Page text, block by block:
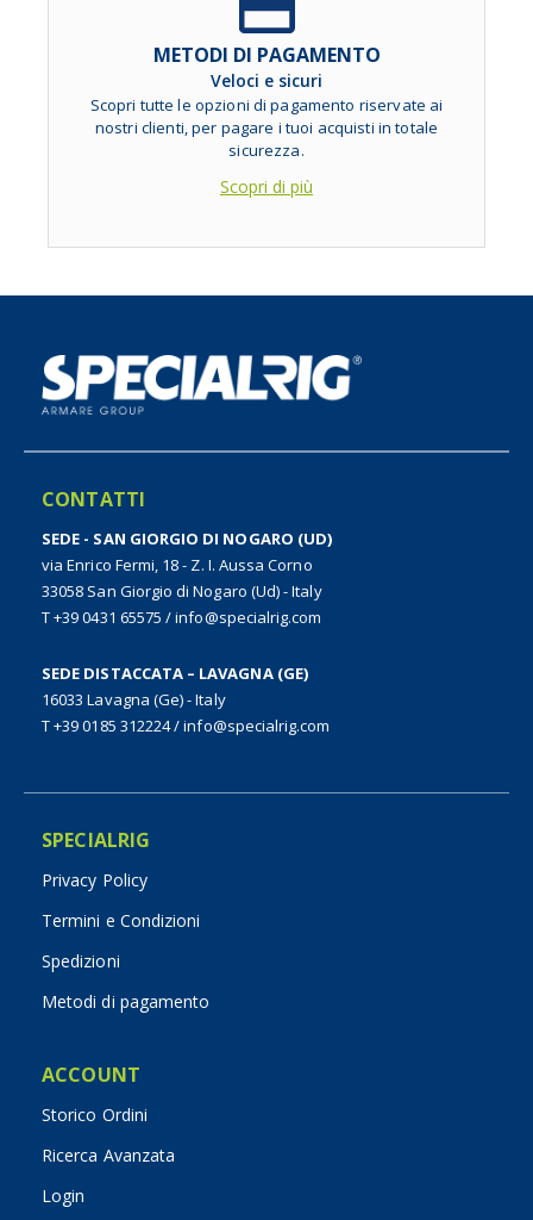
METODI DI PAGAMENTO
Veloci e sicuri
Scopri tutte le opzioni di pagamento riservate ai
nostri clienti, per pagare i tuoi acquisti in totale
sicurezza.
Scopri di più
CONTATTI
SEDE - SAN GIORGIO DI NOGARO (UD)
via Enrico Fermi, 18 - Z. I. Aussa Corno
33058 San Giorgio di Nogaro (Ud) - Italy
T +39 0431 65575 /info@specialrig.com
SEDE DISTACCATA – LAVAGNA (GE)
16033 Lavagna (Ge) - Italy
T +39 0185 312224/info@specialrig.com
SPECIALRIG
Privacy Policy
Termini e Condizioni
Spedizioni
Metodi di pagamento
ACCOUNT
Storico Ordini
Ricerca Avanzata
Login